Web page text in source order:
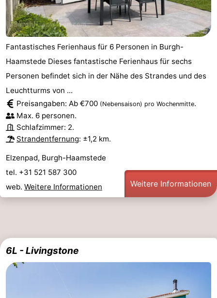
Fantastisches Ferienhaus für 6 Personen in Burgh-
Haamstede Dieses fantastische Ferienhaus für sechs
Personen befindet sich in der Nähe des Strandes und des
Leuchtturms von ...
Preisangaben: Ab €700 (Nebensaison) pro Wochenmitte.
Max. 6 personen.
Schlafzimmer: 2.
Strandentfernung: ±1,2 km.
Elzenpad, Burgh-Haamstede
tel. +31 521 587 300
web. Weitere Informationen Weitere Informationen
6L - Livingstone